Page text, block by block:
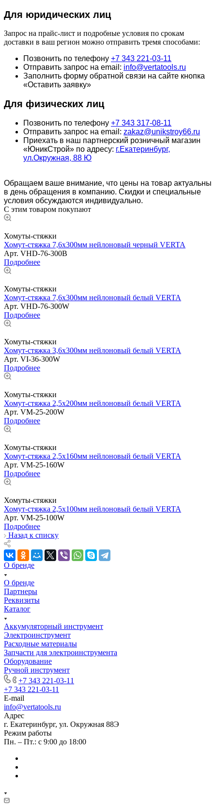
Для юридических лиц
Запрос на прайс-лист и подробные условия по срокам
доставки в ваш регион можно отправить тремя способами:
Позвонить по телефону +7 343 221-03-11
Отправить запрос на email: info@vertatools.ru
Заполнить форму обратной связи на сайте кнопка
«Оставить заявку»
Для физических лиц
Позвонить по телефону +7 343 317-08-11
Отправить запрос на email: zakaz@unikstroy66.ru
Приехать в наш партнерский розничный магазин
«ЮникСтрой» по адресу: г.Екатеринбург,
ул.Окружная, 88 Ю
Обращаем ваше внимание, что цены на товар актуальны
в день обращения в компанию. Скидки и специальные
условия обсуждаются индивидуально.
С этим товаром покупают
Хомуты-стяжки
Хомут-стяжка 7,6х300мм нейлоновый черный VERTA
Арт. VHD-76-300B
Подробнее
Хомуты-стяжки
Хомут-стяжка 7,6х300мм нейлоновый белый VERTA
Арт. VHD-76-300W
Подробнее
Хомуты-стяжки
Хомут-стяжка 3,6х300мм нейлоновый белый VERTA
Арт. VI-36-300W
Подробнее
Хомуты-стяжки
Хомут-стяжка 2,5х200мм нейлоновый белый VERTA
Арт. VM-25-200W
Подробнее
Хомуты-стяжки
Хомут-стяжка 2,5х160мм нейлоновый белый VERTA
Арт. VM-25-160W
Подробнее
Хомуты-стяжки
Хомут-стяжка 2,5х100мм нейлоновый белый VERTA
Арт. VM-25-100W
Подробнее
Назад к списку
О бренде
О бренде
Партнеры
Реквизиты
Каталог
Аккумуляторный инструмент
Электроинструмент
Расходные материалы
Запчасти для электроинструмента
Оборудование
Ручной инструмент
+7 343 221-03-11
+7 343 221-03-11
E-mail
info@vertatools.ru
Адрес
г. Екатеринбург, ул. Окружная 88Э
Режим работы
Пн. – Пт.: с 9:00 до 18:00